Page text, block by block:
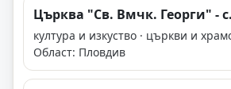
Църква "Св. Вмчк. Георги" -
култура и изкуство · църкви и
Област: Пловдив